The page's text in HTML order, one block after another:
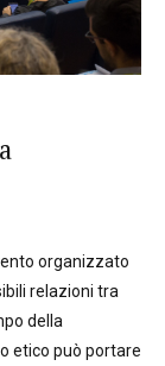
organizzato
relazioni tra
della
etico può portare